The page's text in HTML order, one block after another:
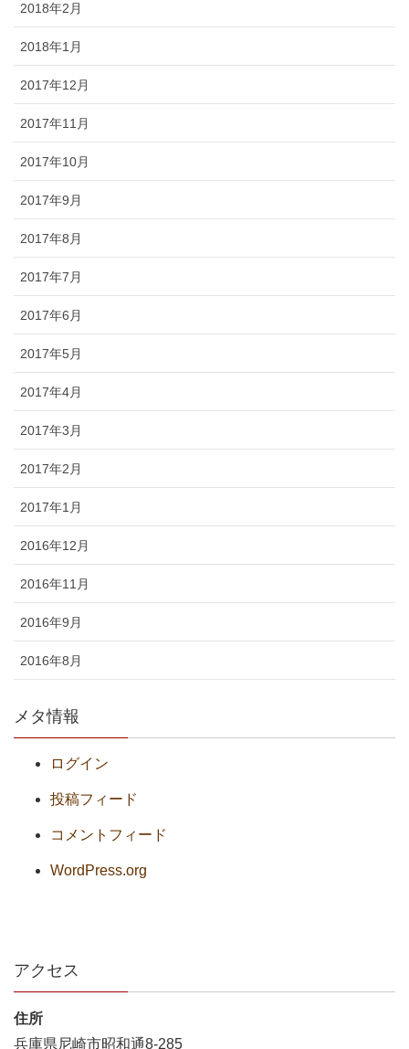
2018年2月
2018年1月
2017年12月
2017年11月
2017年10月
2017年9月
2017年8月
2017年7月
2017年6月
2017年5月
2017年4月
2017年3月
2017年2月
2017年1月
2016年12月
2016年11月
2016年9月
2016年8月
メタ情報
ログイン
投稿フィード
コメントフィード
WordPress.org
アクセス
住所
兵庫県尼崎市昭和通8-285